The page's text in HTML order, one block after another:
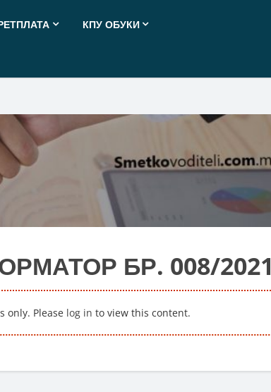
КПУ ОБУКИ
БР. 008/2021
only. Please log in to view this content.